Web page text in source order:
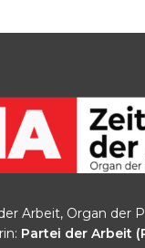
Arbeit, Organ der
Partei der Arbeit